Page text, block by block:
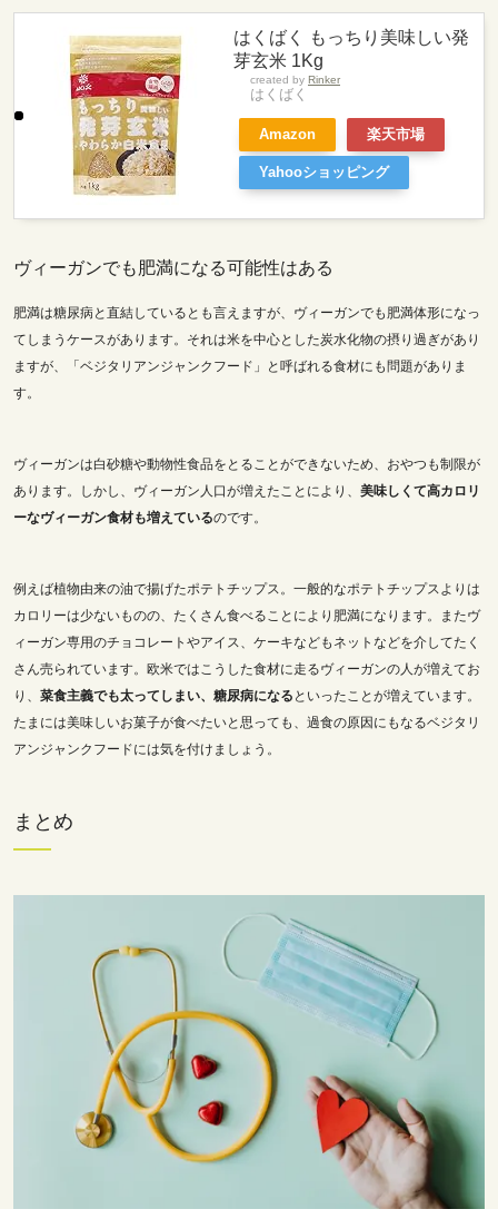
はくばく もっちり美味しい発
芽玄米 1Kg
created by Rinker
はくばく
Amazon 楽天市場
Yahooショッピング
ヴィーガンでも肥満になる可能性はある
肥満は糖尿病と直結しているとも言えますが、ヴィーガンでも肥満体形になっ
てしまうケースがあります。それは米を中心とした炭水化物の摂り過ぎがあり
ますが、「ベジタリアンジャンクフード」と呼ばれる食材にも問題がありま
す。
ヴィーガンは白砂糖や動物性食品をとることができないため、おやつも制限が
あります。
しかし、ヴィーガン人口が増えたことにより、 美味しくて高カロリ
ーなヴィーガン食材も増えているのです。
例えば植物由来の油で揚げたポテトチップス。一般的なポテトチップスよりは
カロリーは少ないものの、たくさん食べることにより肥満になります。またヴ
ィーガン専用のチョコレートやアイス、ケーキなどもネットなどを介してたく
さん売られています。欧米ではこうした食材に走るヴィーガンの人が増えてお
り、 菜食主義でも太ってしまい、糖尿病になる といったことが増えています。
たまには美味しいお菓子が食べたいと思っても、過食の原因にもなるベジタリ
アンジャンクフードには気を付けましょう。
まとめ